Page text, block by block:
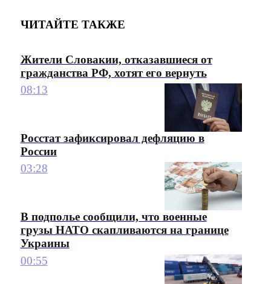
ЧИТАЙТЕ ТАКЖЕ
Жители Словакии, отказавшиеся от
гражданства РФ, хотят его вернуть
08:13
Росстат зафиксировал дефляцию в
России
03:28
В подполье сообщили, что военные
грузы НАТО скапливаются на границе
Украины
00:55